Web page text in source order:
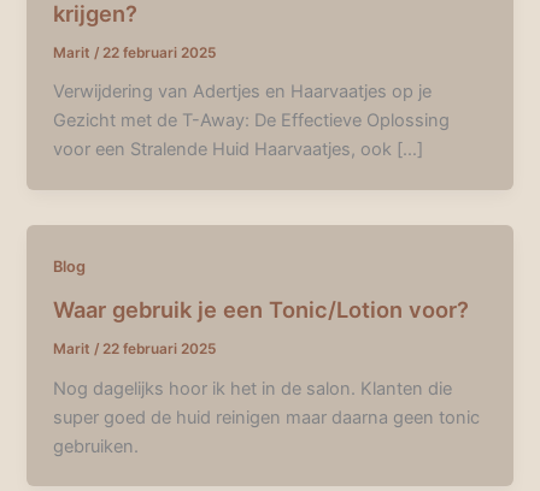
krijgen?
Marit / 22 februari 2025
Verwijdering van Adertjes en Haarvaatjes op je
Gezicht met de T-Away: De Effectieve Oplossing
voor een Stralende Huid Haarvaatjes, ook […]
Blog
Waar gebruik je een Tonic/Lotion voor?
Marit / 22 februari 2025
Nog dagelijks hoor ik het in de salon. Klanten die
super goed de huid reinigen maar daarna geen tonic
gebruiken.